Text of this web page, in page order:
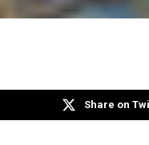
Share on